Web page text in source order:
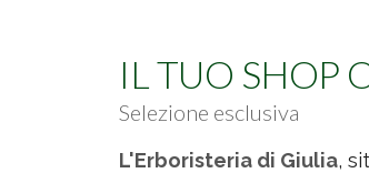
IL TUO SHOP
Selezione esclusiva
L'Erboristeria di Giulia,